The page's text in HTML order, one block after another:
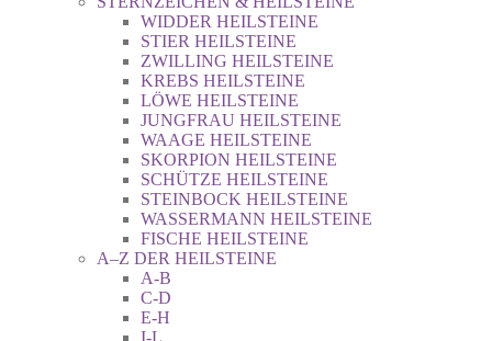
WIDDER HEILSTEINE
STIER HEILSTEINE
ZWILLING HEILSTEINE
KREBS HEILSTEINE
LÖWE HEILSTEINE
JUNGFRAU HEILSTEINE
WAAGE HEILSTEINE
SKORPION HEILSTEINE
SCHÜTZE HEILSTEINE
STEINBOCK HEILSTEINE
WASSERMANN HEILSTEINE
FISCHE HEILSTEINE
A–Z DER HEILSTEINE
A-B
C-D
E-H
I-L